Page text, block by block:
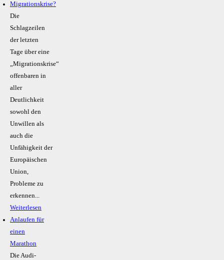
Migrationskrise?
Die
Schlagzeilen
der letzten
Tage über eine
„Migrationskrise“
offenbaren in
aller
Deutlichkeit
sowohl den
Unwillen als
auch die
Unfähigkeit der
Europäischen
Union,
Probleme zu
erkennen...
Weiterlesen
Anlaufen für
einen
Marathon
Die Audi-